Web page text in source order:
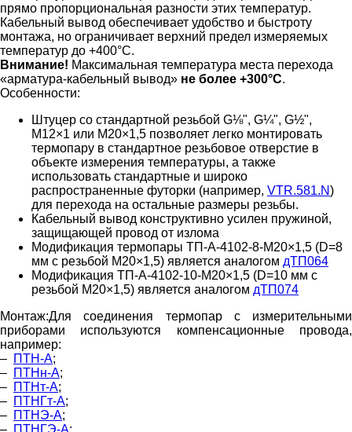
прямо пропорциональная разности этих температур.
Кабельный вывод обеспечивает удобство и быстроту
монтажа, но ограничивает верхний предел измеряемых
температур до +400°С.
Внимание! Максимальная температура места перехода
«арматура-кабельный вывод» не более +300°С.
Особенности:
Штуцер со стандартной резьбой G⅛", G¼", G½",
М12×1 или М20×1,5 позволяет легко монтировать
термопару в стандартное резьбовое отверстие в
объекте измерения температуры, а также
использовать стандартные и широко
распространенные футорки (например, VTR.581.N)
для перехода на остальные размеры резьбы.
Кабельный вывод конструктивно усилен пружиной,
защищающей провод от излома
Модификация термопары ТП-А-4102-8-М20×1,5 (D=8
мм c резьбой М20×1,5) является аналогом дТП064
Модификация ТП-А-4102-10-М20×1,5 (D=10 мм с
резьбой М20×1,5) является аналогом дТП074
Монтаж:Для соединения термопар с измерительными
приборами используются компенсационные провода,
например:
– ПТН-А;
– ПТНн-А;
– ПТНт-А;
– ПТНГт-А;
– ПТНЭ-А;
– ПТНГЭ-А;